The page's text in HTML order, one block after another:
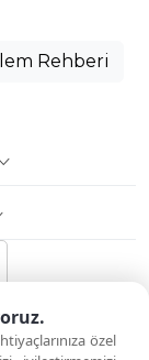
özel
Rehberi